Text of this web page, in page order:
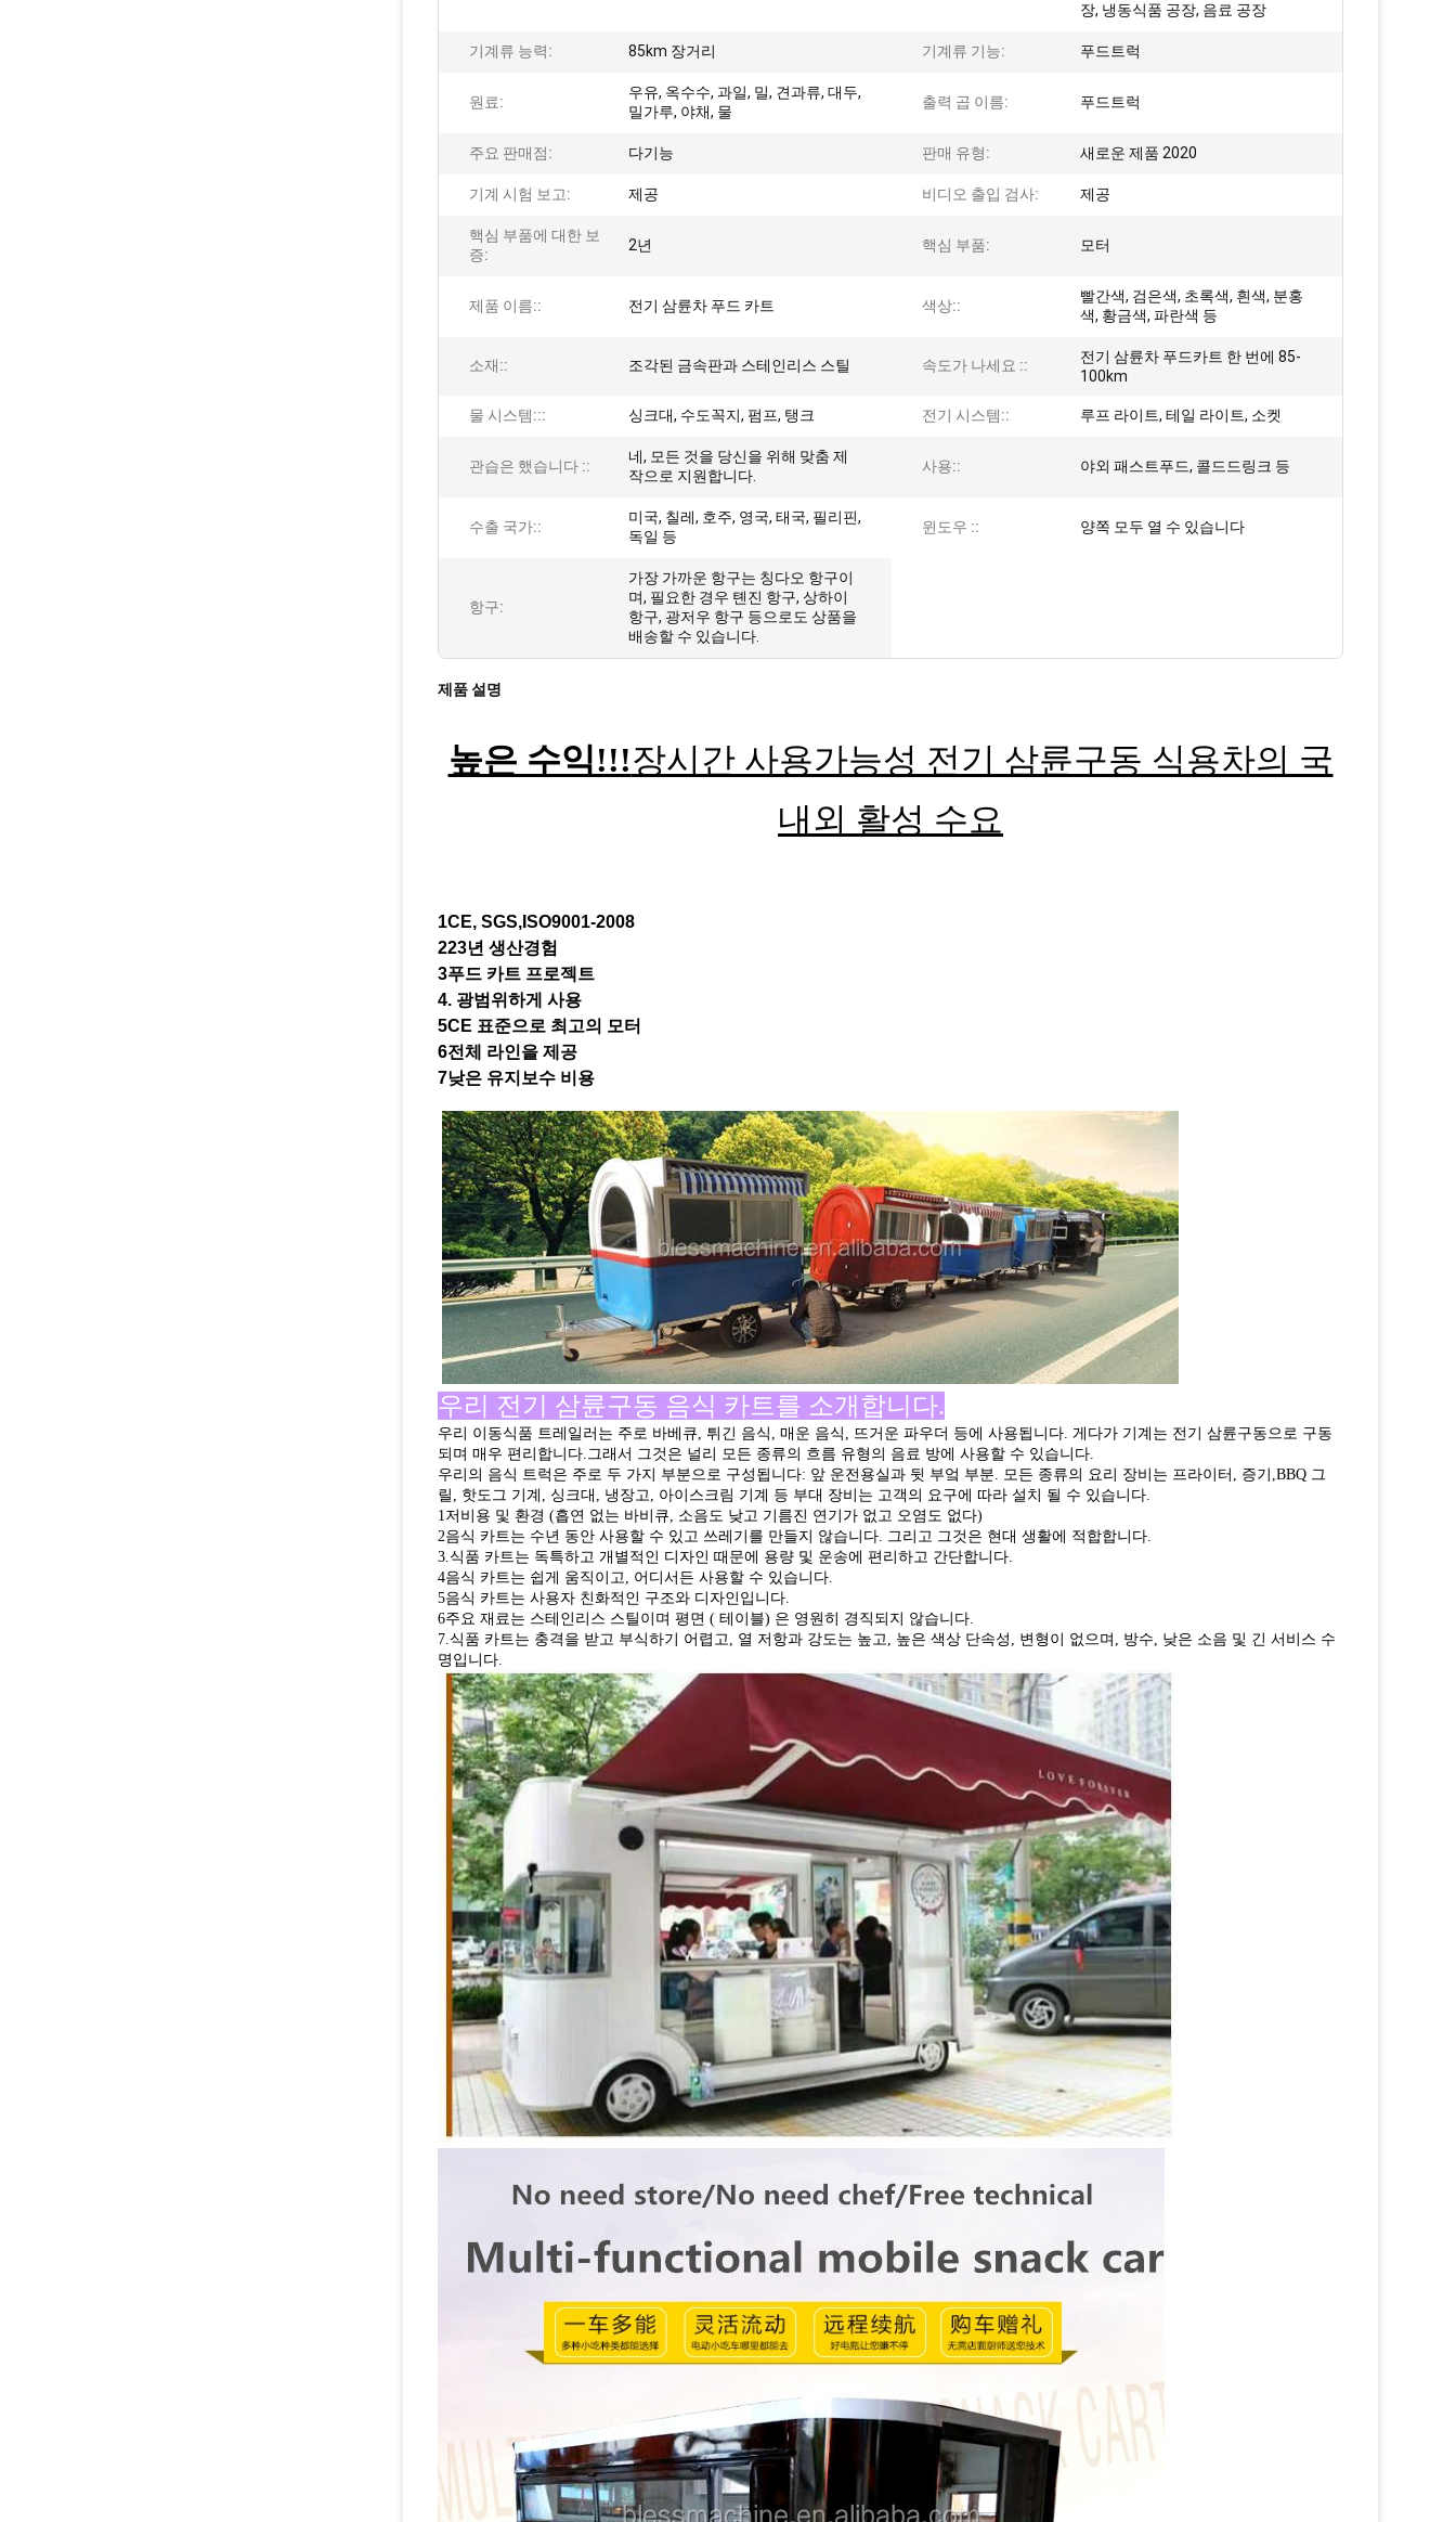
장, 냉동식품 공장, 음료 공장
기계류 능력: 85km 장거리 기계류 기능: 푸드트럭
원료:
우유, 옥수수, 과일, 밀, 견과류, 대두,
밀가루, 야채, 물
출력 곱 이름: 푸드트럭
주요 판매점: 다기능 판매 유형: 새로운 제품 2020
기계 시험 보고: 제공 비디오 출입 검사: 제공
핵심 부품에 대한 보
증:
2년 핵심 부품: 모터
제품 이름:: 전기 삼륜차 푸드 카트 색상::
빨간색, 검은색, 초록색, 흰색, 분홍
색, 황금색, 파란색 등
소재:: 조각된 금속판과 스테인리스 스틸 속도가 나세요 ::
전기 삼륜차 푸드카트 한 번에 85-
100km
물 시스템::: 싱크대, 수도꼭지, 펌프, 탱크 전기 시스템:: 루프 라이트, 테일 라이트, 소켓
관습은 했습니다 ::
네, 모든 것을 당신을 위해 맞춤 제
작으로 지원합니다.
사용:: 야외 패스트푸드, 콜드드링크 등
수출 국가::
미국, 칠레, 호주, 영국, 태국, 필리핀,
독일 등
윈도우 :: 양쪽 모두 열 수 있습니다
항구:
가장 가까운 항구는 칭다오 항구이
며, 필요한 경우 톈진 항구, 상하이
항구, 광저우 항구 등으로도 상품을
배송할 수 있습니다.
제품 설명
높은 수익!!!장시간 사용가능성 전기 삼륜구동 식용차의 국
내외 활성 수요
1CE, SGS,ISO9001-2008
223년 생산경험
3푸드 카트 프로젝트
4. 광범위하게 사용
5CE 표준으로 최고의 모터
6전체 라인을 제공
7낮은 유지보수 비용
우리 전기 삼륜구동 음식 카트를 소개합니다.
우리 이동식품 트레일러는 주로 바베큐, 튀긴 음식, 매운 음식, 뜨거운 파우더 등에 사용됩니다. 게다가 기계는 전기 삼륜구동으로 구동
되며 매우 편리합니다.그래서 그것은 널리 모든 종류의 흐름 유형의 음료 방에 사용할 수 있습니다.
우리의 음식 트럭은 주로 두 가지 부분으로 구성됩니다: 앞 운전용실과 뒷 부엌 부분. 모든 종류의 요리 장비는 프라이터, 증기,BBQ 그
릴, 핫도그 기계, 싱크대, 냉장고, 아이스크림 기계 등 부대 장비는 고객의 요구에 따라 설치 될 수 있습니다.
1저비용 및 환경 (흡연 없는 바비큐, 소음도 낮고 기름진 연기가 없고 오염도 없다)
2음식 카트는 수년 동안 사용할 수 있고 쓰레기를 만들지 않습니다. 그리고 그것은 현대 생활에 적합합니다.
3.식품 카트는 독특하고 개별적인 디자인 때문에 용량 및 운송에 편리하고 간단합니다.
4음식 카트는 쉽게 움직이고, 어디서든 사용할 수 있습니다.
5음식 카트는 사용자 친화적인 구조와 디자인입니다.
6주요 재료는 스테인리스 스틸이며 평면 ( 테이블) 은 영원히 경직되지 않습니다.
7.식품 카트는 충격을 받고 부식하기 어렵고, 열 저항과 강도는 높고, 높은 색상 단속성, 변형이 없으며, 방수, 낮은 소음 및 긴 서비스 수
명입니다.